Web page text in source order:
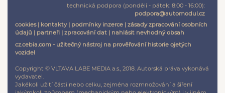
technická podpora (pondělí - pátek: 8:00 - 16:00):
podpora@automodul.cz
cookies| kontakty| podmínky inzerce | zásady zpracování osobních
údajů | partneři | zpracování dat | nahlásit nevhodný obsah
cz.cebia.com - užitečný nástroj na prověřování historie ojetých
vozidel
Copyright © VLTAVA LABE MEDIA a.s., 2018. Autorská práva vykonává
vydavatel.
Jakékoli užití části nebo celku, zejména rozmnožování a šíření